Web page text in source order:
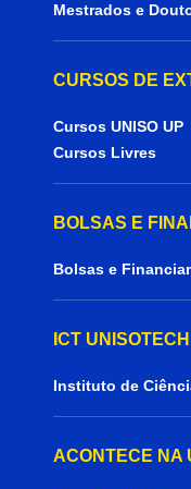
Mestrados e
CURSOS DE
Cursos UNISO UP
Cursos Livres
BOLSAS E
Bolsas e
ICT UNISOTECH
Instituto de
ACONTECE NA